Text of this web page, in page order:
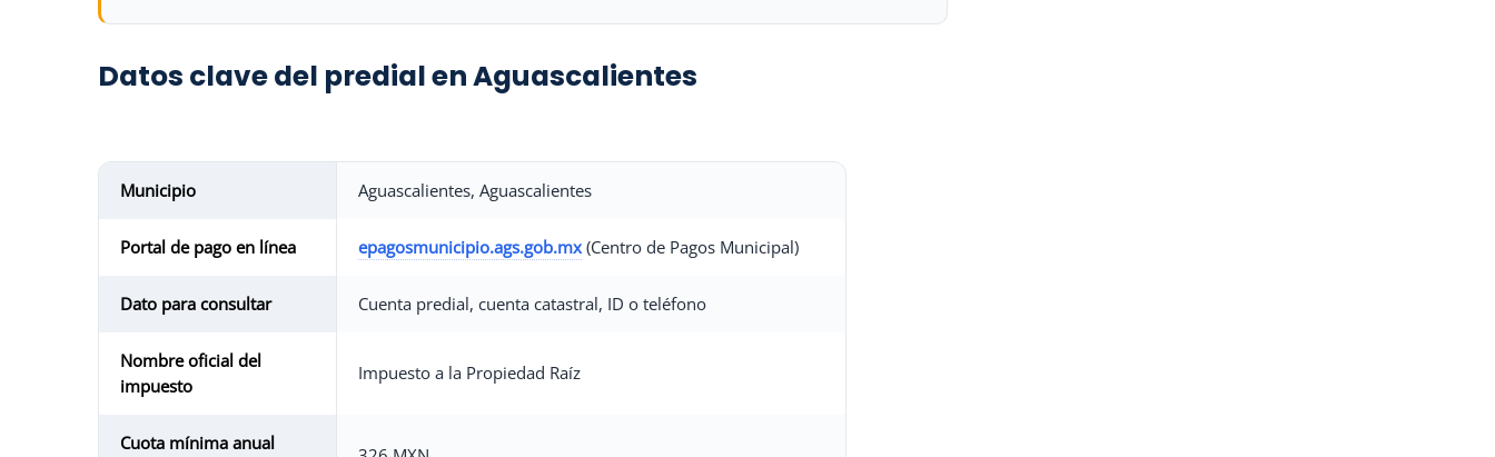
Datos clave del predial en Aguascalientes
Municipio Aguascalientes, Aguascalientes
Portal de pago en línea epagosmunicipio.ags.gob.mx(Centro de Pagos Municipal)
Dato para consultar Cuenta predial, cuenta catastral, ID o teléfono
Nombre oficial del
impuesto
Impuesto a la Propiedad Raíz
Cuota mínima anual